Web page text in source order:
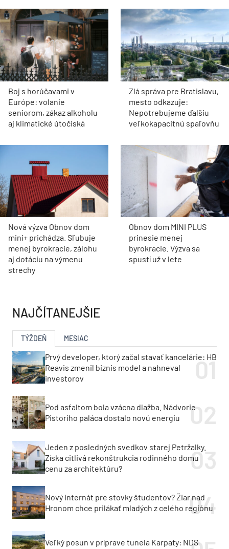
Boj s horúčavami v
Európe: volanie
seniorom, zákaz alkoholu
aj klimatické útočiská
Zlá správa pre Bratislavu,
mesto odkazuje:
Nepotrebujeme ďalšiu
veľkokapacitnú spaľovňu
Nová výzva Obnov dom
mini+ prichádza. Sľubuje
menej byrokracie, zálohu
aj dotáciu na výmenu
strechy
Obnov dom MINI PLUS
prinesie menej
byrokracie. Výzva sa
spustí už v lete
NAJČÍTANEJŠIE
TÝŽDEŇ MESIAC
Prvý developer, ktorý začal stavať kancelárie: HB
Reavis zmenil biznis model a nahneval
investorov
Pod asfaltom bola vzácna dlažba. Nádvorie
Pistoriho paláca dostalo novú energiu
Jeden z posledných svedkov starej Petržalky.
Získa citlivá rekonštrukcia rodinného domu
cenu za architektúru?
Nový internát pre stovky študentov? Žiar nad
Hronom chce prilákať mladých z celého regiónu
Veľký posun v príprave tunela Karpaty: NDS